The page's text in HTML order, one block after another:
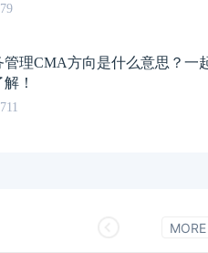
管理CMA方向是什么意思？一
！
MORE